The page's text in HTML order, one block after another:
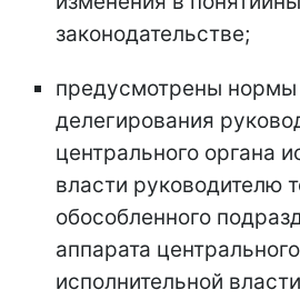
законодательстве;
предусмотрены
делегирования
центрального органа
власти руководителю
обособленного
аппарата
исполнительной